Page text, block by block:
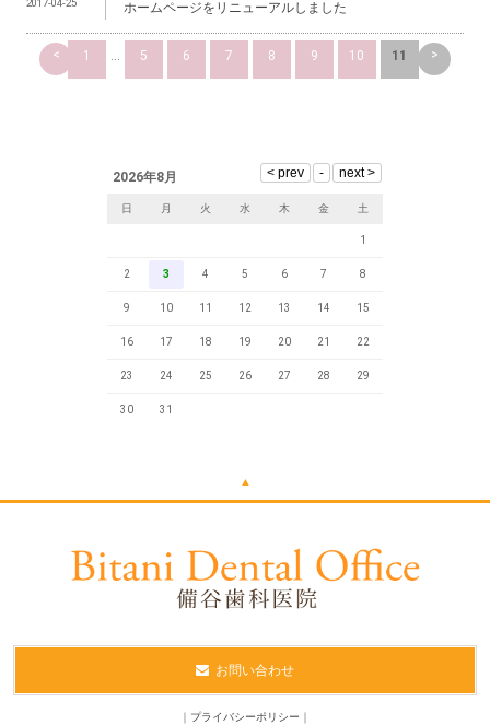
2017-04-25 ホームページをリニューアルしました
< 1 ... 5 6 7 8 9 10 11 >
2026年8月
日 月 火 水 木 金 土
1
2 3 4 5 6 7 8
9 10 11 12 13 14 15
16 17 18 19 20 21 22
23 24 25 26 27 28 29
30 31
▲
お問い合わせ
プライバシーポリシー